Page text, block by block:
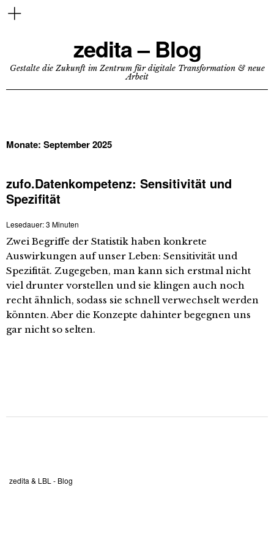
zedita – Blog
Gestalte die Zukunft im Zentrum für digitale Transformation & neue
Arbeit
Monate: September 2025
zufo.Datenkompetenz: Sensitivität und
Spezifität
Lesedauer:3 Minuten
Zwei Begriffe der Statistik haben konkrete
Auswirkungen auf unser Leben: Sensitivität und
Spezifität. Zugegeben, man kann sich erstmal nicht
viel drunter vorstellen und sie klingen auch noch
recht ähnlich, sodass sie schnell verwechselt werden
könnten. Aber die Konzepte dahinter begegnen uns
gar nicht so selten.
zedita & LBL - Blog